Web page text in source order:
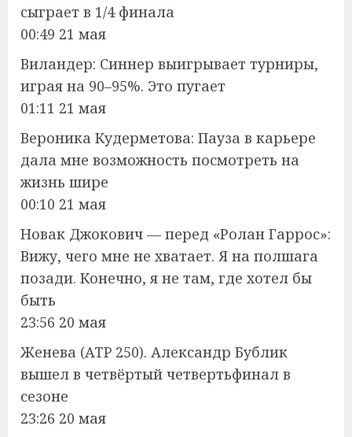
сыграет в 1/4 финала
00:49 21 мая
Виландер: Синнер выигрывает турниры,
играя на 90–95%. Это пугает
01:11 21 мая
Вероника Кудерметова: Пауза в карьере
дала мне возможность посмотреть на
жизнь шире
00:10 21 мая
Новак Джокович — перед «Ролан Гаррос»:
Вижу, чего мне не хватает. Я на полшага
позади. Конечно, я не там, где хотел бы
быть
23:56 20 мая
Женева (ATP 250). Александр Бублик
вышел в четвёртый четвертьфинал в
сезоне
23:26 20 мая